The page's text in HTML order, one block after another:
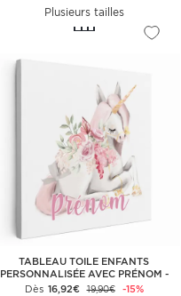
Plusieurs tailles
TABLEAU TOILE ENFANTS
PERSONNALISÉE AVEC PRÉNOM -
LICORNE
Dès 16,92€ 19,90€ -15%